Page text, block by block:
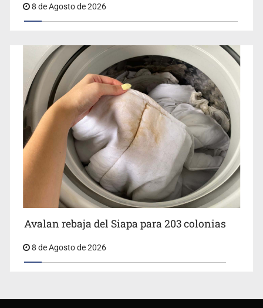
8 de Agosto de 2026
Avalan rebaja del Siapa para 203 colonias
8 de Agosto de 2026